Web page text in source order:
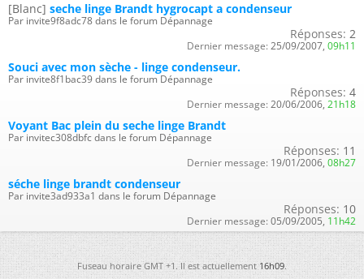
[Blanc] seche linge Brandt hygrocapt a condenseur
Par invite9f8adc78 dans le forum Dépannage
Réponses: 2
Dernier message: 25/09/2007, 09h11
Souci avec mon sèche - linge condenseur.
Par invite8f1bac39 dans le forum Dépannage
Réponses: 4
Dernier message: 20/06/2006, 21h18
Voyant Bac plein du seche linge Brandt
Par invitec308dbfc dans le forum Dépannage
Réponses: 11
Dernier message: 19/01/2006, 08h27
séche linge brandt condenseur
Par invite3ad933a1 dans le forum Dépannage
Réponses: 10
Dernier message: 05/09/2005, 11h42
Fuseau horaire GMT +1. Il est actuellement16h09.